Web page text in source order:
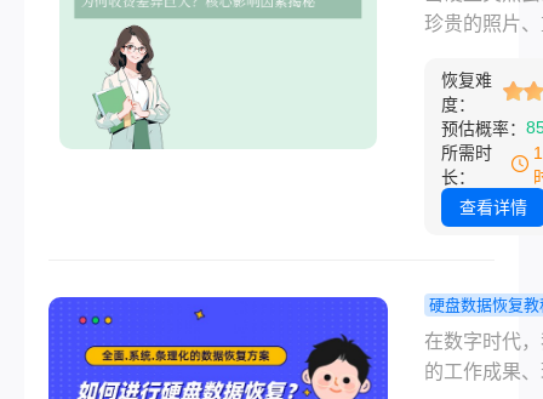
除数据恢复
高效方法，
户高效找回
数据。
费全解析：
避免被坑？
珍贵的照片
失”，那种恐
怕只有经历
才能体会。
复成了最后
稻草，但面
么电脑硬盘
据怎么收费
文将为您详
硬盘数据恢
恢复难
度：
预估概率：
所需时
长：
查看详情
硬盘数据恢复教
何进行硬盘
恢复？从误
在数字时代
的工作成果